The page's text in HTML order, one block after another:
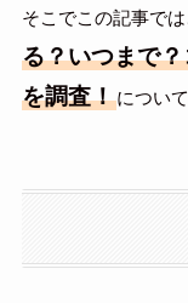
そこでこの記事では
る？いつまで
を調査！につい